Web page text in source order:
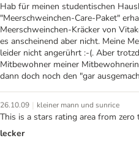
Hab für meinen studentischen
"Meerschweinchen-Care-Paket"
Meerschweinchen-Kräcker von
es anscheinend aber nicht. Meine
leider nicht angerührt :-(. Aber
Mitbewohner meiner
dann doch noch den "gar
26.10.09 | kleiner mann und sunrice
This is a stars rating area from zero
lecker